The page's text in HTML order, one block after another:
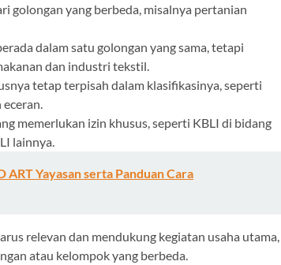
golongan yang berbeda, misalnya pertanian
dalam satu golongan yang sama, tetapi
dan industri tekstil.
tetap terpisah dalam klasifikasinya, seperti
eceran.
memerlukan izin khusus, seperti KBLI di bidang
lainnya.
ART Yayasan serta Panduan Cara
relevan dan mendukung kegiatan usaha utama,
atau kelompok yang berbeda.